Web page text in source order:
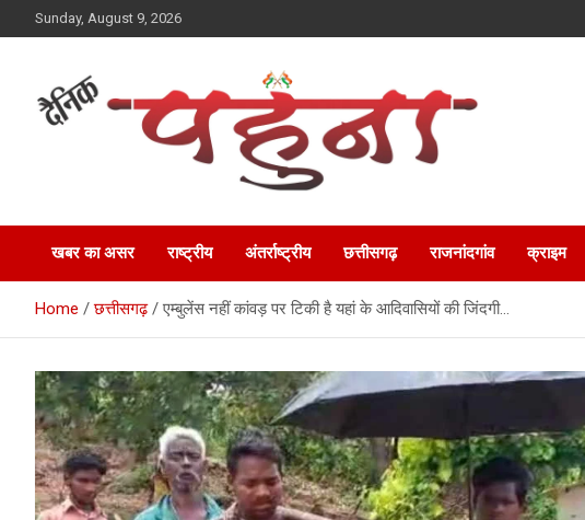
to
Sunday, August 9, 2026
Dainik Pahuna
खबर का असर राष्ट्रीय अंतर्राष्ट्रीय छत्तीसगढ़ राजनांदगांव क्राइम
Home छत्तीसगढ़ एम्बुलेंस नहीं कांवड़ पर टिकी है यहां के आदिवासियों की जिंदगी…